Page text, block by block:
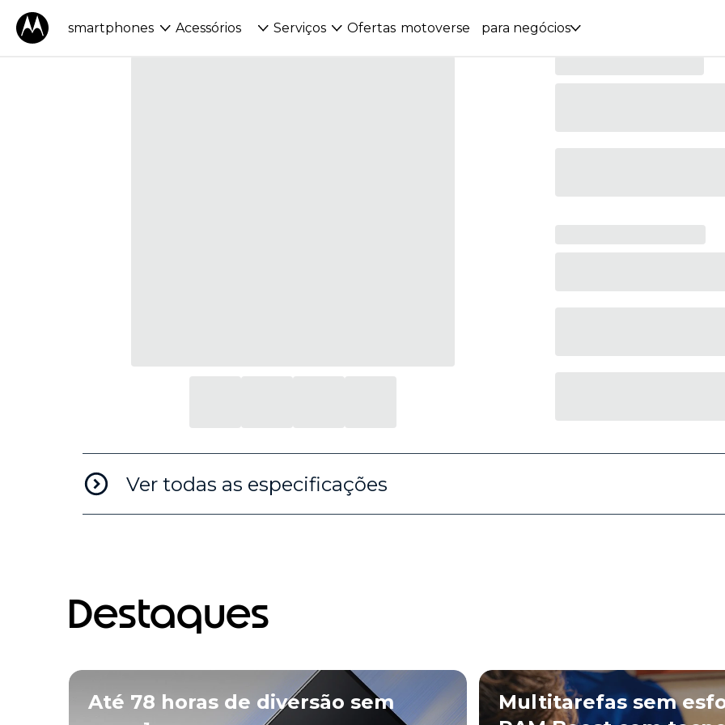
smartphones Acessórios Serviços Ofertas motoverse para negócios
Ver todas as especificações
Destaques
Até 78 horas de diversão sem
Multitarefas sem